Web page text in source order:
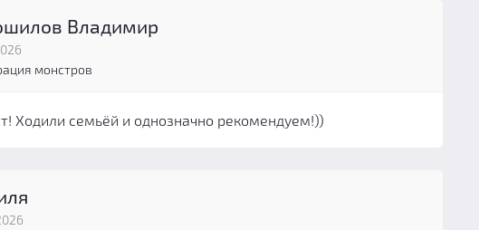
Владимир
монстров
Ходили семьёй и однозначно рекомендуем!))